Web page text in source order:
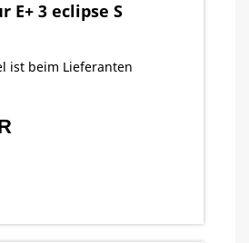
E+ 3 eclipse S
ist beim Lieferanten